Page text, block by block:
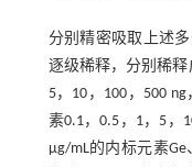
分别精密吸取上述
逐级稀释，分别稀释
5，10，100，500 ng
素0.1，0.5，1，5，
μg/mL的内标元素